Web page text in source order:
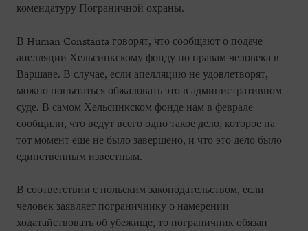
комендатуру Пограничной охраны.
В Human Constanta говорят, что сообщают о подаче
апелляции Хельсинкскому фонду по правам человека в
Варшаве. В случае, если апелляцию не удовлетворят,
можно попытаться обжаловать это в административном
суде. В самом Хельсинкском фонде нам в феврале
сообщили, что ведут всего одно такое дело, которое на
тот момент еще не было завершено, и что это дело было
единственным известным.
В соответствии с польским законодательством, если
человек заявляет пограничнику о намерении
ходатайствовать об убежище, то пограничник обязан